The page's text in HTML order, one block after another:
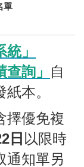
單
統」
詢」 自
本。
擇優免複
日 以限時
通知單另